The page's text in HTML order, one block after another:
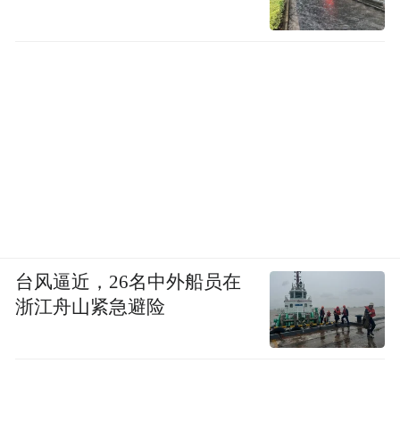
台风逼近，26名中外船员在
浙江舟山紧急避险